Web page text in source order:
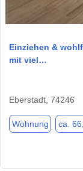
Einziehen &
mit viel…
Eberstadt, 74246
Wohnung ca.